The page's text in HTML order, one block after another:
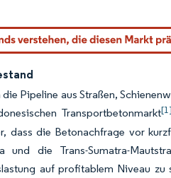
Pipeline aus Straßen,
Transportbetonmarkt[1]
dass die Betonachfrage vor
die Trans-Sumatra-
auf profitablem Niveau